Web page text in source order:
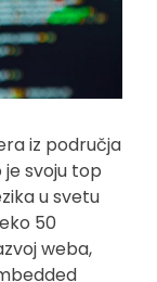
iz područja
je svoju top
u svetu
50
weba,